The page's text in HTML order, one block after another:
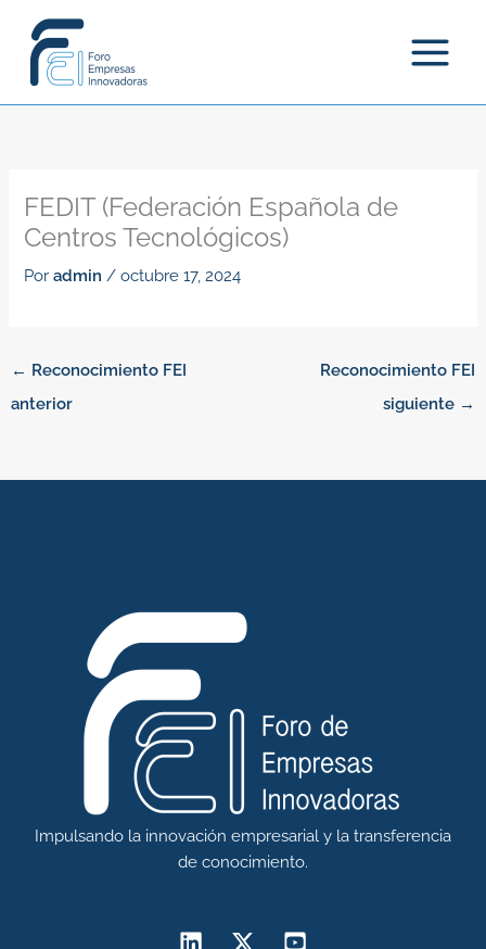
contenido
FEDIT (Federación Española de
Centros Tecnológicos)
Poradmin /octubre 17, 2024
← Reconocimiento FEI
anterior
Reconocimiento FEI
siguiente →
Impulsando la innovación empresarial y la transferencia
de conocimiento.